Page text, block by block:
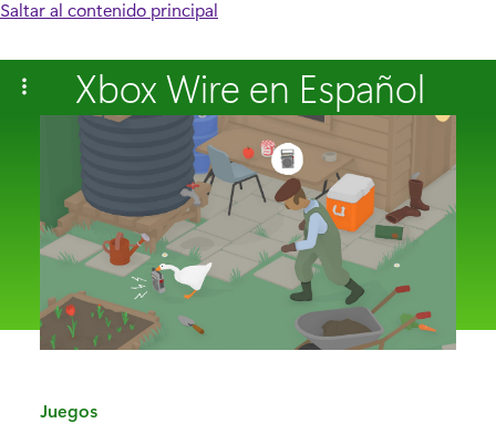
Saltar al contenido principal
Xbox Wire en Español
C
Juegos